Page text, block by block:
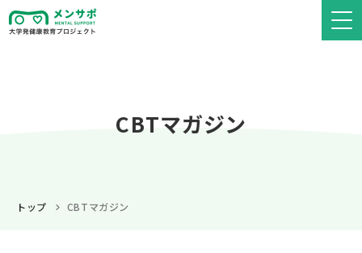
CBTマガジン
トップ CBTマガジン